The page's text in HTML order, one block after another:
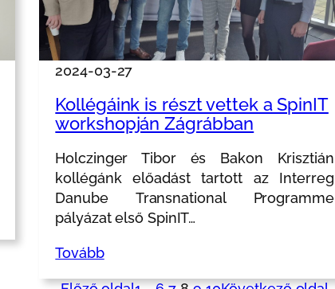
2024-03-27
Kollégáink is részt vettek a SpinIT
workshopján Zágrábban
Holczinger Tibor és Bakon Krisztián
kollégánk előadást tartott az Interreg
Danube Transnational Programme
pályázat első SpinIT…
Tovább